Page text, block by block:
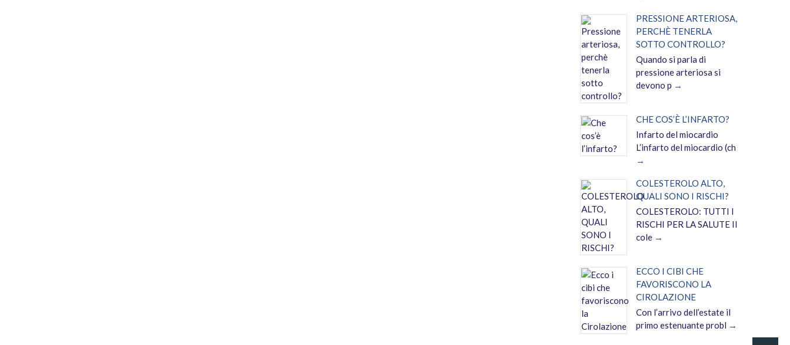
PRESSIONE ARTERIOSA,
PERCHÈ TENERLA
SOTTO CONTROLLO?
Quando si parla di
pressione arteriosa si
devono p
CHE COS’È L’INFARTO?
Infarto del miocardio
L’infarto del miocardio (ch
COLESTEROLO ALTO,
QUALI SONO I RISCHI?
COLESTEROLO: TUTTI I
RISCHI PER LA SALUTE Il
cole
ECCO I CIBI CHE
FAVORISCONO LA
CIROLAZIONE
Con l’arrivo dell’estate il
primo estenuante probl